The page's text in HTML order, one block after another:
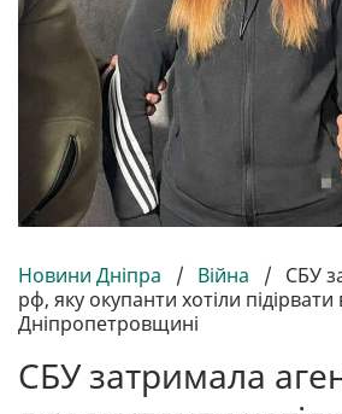
Новини Дніпра / Війна / СБУ
рф, яку окупанти хотіли
Дніпропетровщині
СБУ затримала